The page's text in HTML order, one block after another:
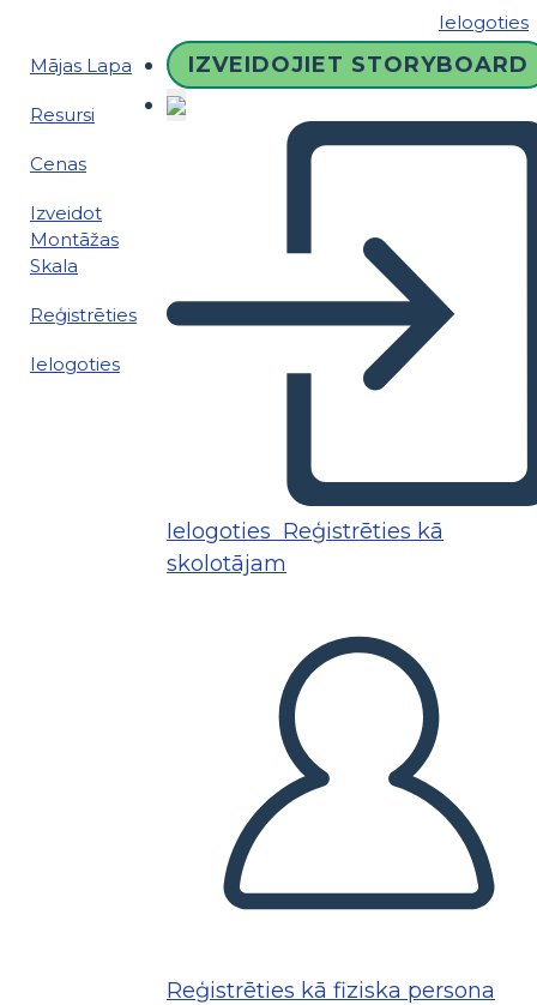
Ielogoties
Mājas Lapa
Resursi
Cenas
Izveidot
Montāžas
Skala
Reģistrēties
Ielogoties
IZVEIDOJIET STORYBOARD
Ielogoties Reģistrēties kā
skolotājam
Reģistrēties kā fiziska persona